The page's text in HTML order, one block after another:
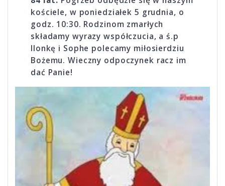
kościele, w poniedziałek 5 grudnia, o
godz. 10:30. Rodzinom zmarłych
składamy wyrazy współczucia, a ś.p
Ilonkę i Sophe polecamy miłosierdziu
Bożemu. Wieczny odpoczynek racz im
dać Panie!